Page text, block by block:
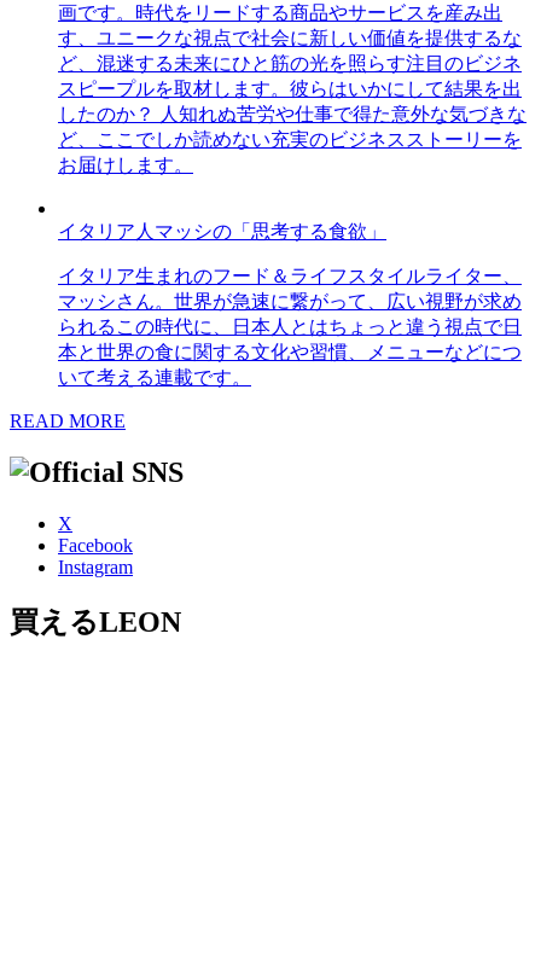
画です。時代をリードする商品やサービスを産み出
す、ユニークな視点で社会に新しい価値を提供するな
ど、混迷する未来にひと筋の光を照らす注目のビジネ
スピープルを取材します。彼らはいかにして結果を出
したのか？ 人知れぬ苦労や仕事で得た意外な気づきな
ど、ここでしか読めない充実のビジネスストーリーを
お届けします。
イタリア人マッシの「思考する食欲」
イタリア生まれのフード＆ライフスタイルライター、
マッシさん。世界が急速に繋がって、広い視野が求め
られるこの時代に、日本人とはちょっと違う視点で日
本と世界の食に関する文化や習慣、メニューなどにつ
いて考える連載です。
READ MORE
X
Facebook
Instagram
買えるLEON